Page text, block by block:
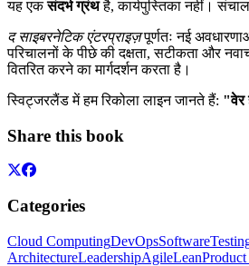
यह एकसंदर्भ ग्रंथहै, कार्यपुस्तिका नहीं।
द साइबरनेटिक एंटरप्राइज़पूर्णतः नई
परिचालनों के पीछे की दक्षता, सटीकता और
वितरित करने का मार्गदर्शन करता है।
स्विट्जरलैंड में हम रिकोला लाइन जानते हैं: "वेर
Share this book
Categories
Cloud ComputingDevOpsSoftware
ArchitectureLeadershipAgileLean